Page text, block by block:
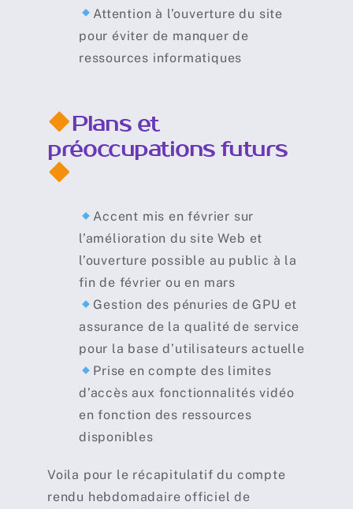
Attention à l’ouverture du site
pour éviter de manquer de
ressources informatiques
Plans et
préoccupations futurs
Accent mis en février sur
l’amélioration du site Web et
l’ouverture possible au public à la
fin de février ou en mars
Gestion des pénuries de GPU et
assurance de la qualité de service
pour la base d’utilisateurs actuelle
Prise en compte des limites
d’accès aux fonctionnalités vidéo
en fonction des ressources
disponibles
Voila pour le récapitulatif du compte
rendu hebdomadaire officiel de